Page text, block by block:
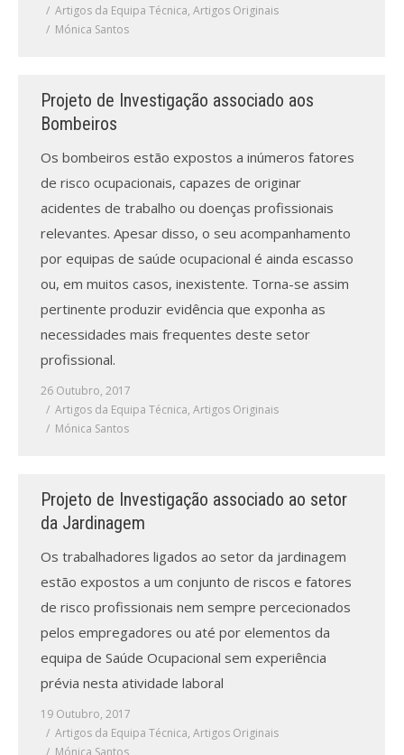
Artigos da Equipa Técnica, Artigos Originais
Mónica Santos
Projeto de Investigação associado aos
Bombeiros
Os bombeiros estão expostos a inúmeros fatores
de risco ocupacionais, capazes de originar
acidentes de trabalho ou doenças profissionais
relevantes. Apesar disso, o seu acompanhamento
por equipas de saúde ocupacional é ainda escasso
ou, em muitos casos, inexistente. Torna-se assim
pertinente produzir evidência que exponha as
necessidades mais frequentes deste setor
profissional.
26 Outubro, 2017
Artigos da Equipa Técnica, Artigos Originais
Mónica Santos
Projeto de Investigação associado ao setor
da Jardinagem
Os trabalhadores ligados ao setor da jardinagem
estão expostos a um conjunto de riscos e fatores
de risco profissionais nem sempre percecionados
pelos empregadores ou até por elementos da
equipa de Saúde Ocupacional sem experiência
prévia nesta atividade laboral
19 Outubro, 2017
Artigos da Equipa Técnica, Artigos Originais
Mónica Santos